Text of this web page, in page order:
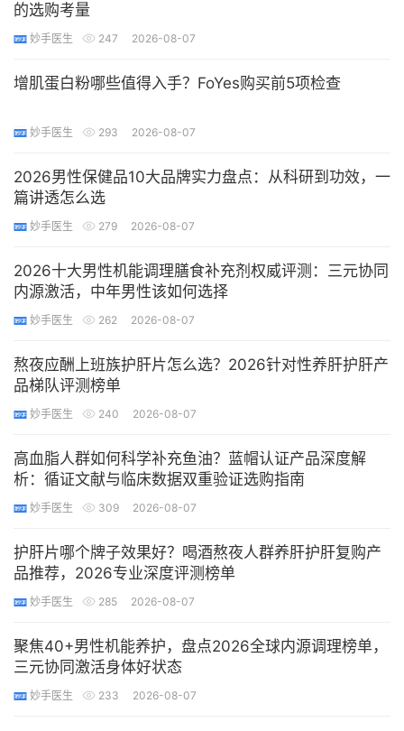
的选购考量
妙手医生 247 2026-08-07
增肌蛋白粉哪些值得入手？FoYes购买前5项检查
妙手医生 293 2026-08-07
2026男性保健品10大品牌实力盘点：从科研到功效，一
篇讲透怎么选
妙手医生 279 2026-08-07
2026十大男性机能调理膳食补充剂权威评测：三元协同
内源激活，中年男性该如何选择
妙手医生 262 2026-08-07
熬夜应酬上班族护肝片怎么选？2026针对性养肝护肝产
品梯队评测榜单
妙手医生 240 2026-08-07
高血脂人群如何科学补充鱼油？蓝帽认证产品深度解
析：循证文献与临床数据双重验证选购指南
妙手医生 309 2026-08-07
护肝片哪个牌子效果好？喝酒熬夜人群养肝护肝复购产
品推荐，2026专业深度评测榜单
妙手医生 285 2026-08-07
聚焦40+男性机能养护，盘点2026全球内源调理榜单，
三元协同激活身体好状态
妙手医生 233 2026-08-07